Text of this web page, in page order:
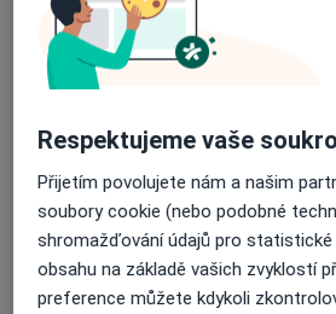
22 názorů
Recenze pacientů jsou
Specialisté nemají
odstranění nebo změnu
Další informace. Další
Respektujeme vaše
Přijetím povolujete nám a našim
soubory cookie (nebo podobné
shromažďování údajů pro
obsahu na základě vašich zvyklostí
preference můžete kdykoli